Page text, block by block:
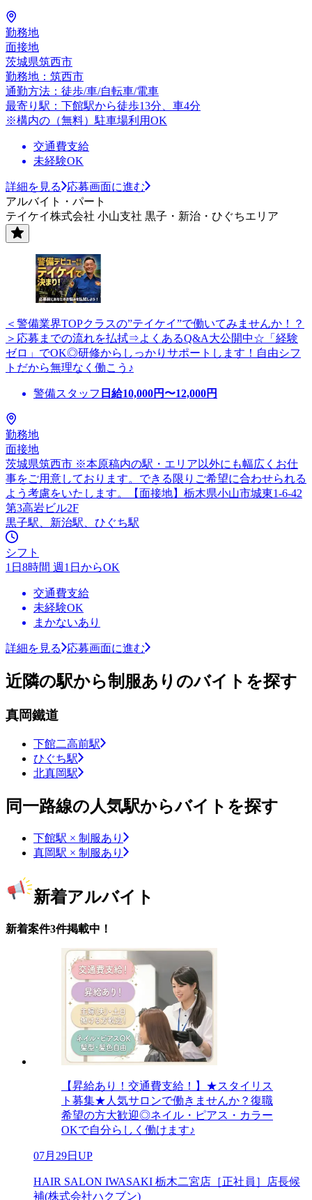
勤務地
面接地
茨城県筑西市
勤務地：筑西市
通勤方法：徒歩/車/自転車/電車
最寄り駅：下館駅から徒歩13分、車4分
※構内の（無料）駐車場利用OK
交通費支給
未経験OK
詳細を見る
応募画面に進む
アルバイト・パート
テイケイ株式会社 小山支社 黒子・新治・ひぐちエリア
＜警備業界TOPクラスの”テイケイ”で働いてみませんか！？
＞応募までの流れを払拭⇒よくあるQ&A大公開中☆「経験
ゼロ」でOK◎研修からしっかりサポートします！自由シフ
トだから無理なく働こう♪
警備スタッフ 日給10,000円〜12,000円
勤務地
面接地
茨城県筑西市 ※本原稿内の駅・エリア以外にも幅広くお仕
事をご用意しております。できる限りご希望に合わせられる
よう考慮をいたします。【面接地】栃木県小山市城東1-6-42
第3高岩ビル2F
黒子駅、新治駅、ひぐち駅
シフト
1日8時間 週1日からOK
交通費支給
未経験OK
まかないあり
詳細を見る 応募画面に進む
近隣の駅から制服ありのバイトを探す
真岡鐵道
下館二高前駅
ひぐち駅
北真岡駅
同一路線の人気駅からバイトを探す
下館駅 × 制服あり
真岡駅 × 制服あり
新着アルバイト
新着案件3件掲載中！
【昇給あり！交通費支給！】★スタイリス
ト募集★人気サロンで働きませんか？復職
希望の方大歓迎◎ネイル・ピアス・カラー
OKで自分らしく働けます♪
07月29日UP
HAIR SALON IWASAKI 栃木二宮店［正社員］店長候
補(株式会社ハクブン)